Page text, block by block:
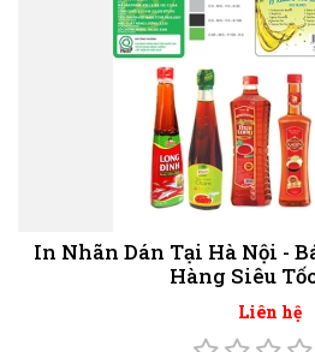
In Nhãn Dán Tại Hà Nội -
Hàng Siêu
Liên hệ